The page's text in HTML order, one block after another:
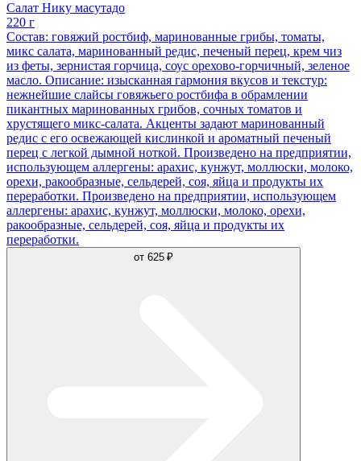
Салат Нику масутадо
220 г
Состав: говяжий ростбиф, маринованные грибы, томаты,
микс салата, маринованный редис, печеный перец, крем чиз
из феты, зернистая горчица, соус орехово-горчичный, зеленое
масло. Описание: изысканная гармония вкусов и текстур:
нежнейшие слайсы говяжьего ростбифа в обрамлении
пикантных маринованных грибов, сочных томатов и
хрустящего микс-салата. Акценты задают маринованный
редис с его освежающей кислинкой и ароматный печеный
перец с легкой дымной ноткой. Произведено на предприятии,
использующем аллергены: арахис, кунжут, моллюски, молоко,
орехи, ракообразные, сельдерей, соя, яйца и продукты их
переработки. Произведено на предприятии, использующем
аллергены: арахис, кунжут, моллюски, молоко, орехи,
ракообразные, сельдерей, соя, яйца и продукты их
переработки.
от 625 ₽